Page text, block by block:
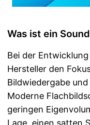
Was ist ein
Bei der
Hersteller den
Bildwiedergabe
Moderne
geringen
Lage, einen satten